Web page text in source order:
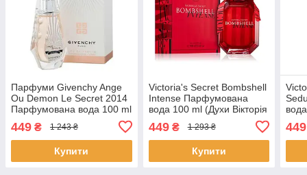
Парфуми Givenchy Ange
Ou Demon Le Secret 2014
Парфумована вода 100 ml
(Парфуми Живанші Ангел
і Демон Ле Сікрет)
449 ₴ 1 243 ₴
Купити
Victoria's Secret Bombshell
Intense Парфумована
вода 100 ml (Духи Вікторія
EDP)
449₴ 1 293 ₴
Купити
449